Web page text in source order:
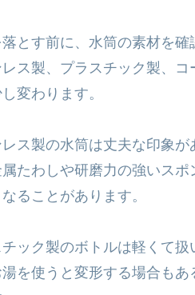
とす前に、水筒の素材を確
レス製、プラスチック製、
変わります。
レス製の水筒は丈夫な印象
たわしや研磨力の強いス
ることがあります。
ック製のボトルは軽くて扱
を使うと変形する場合も